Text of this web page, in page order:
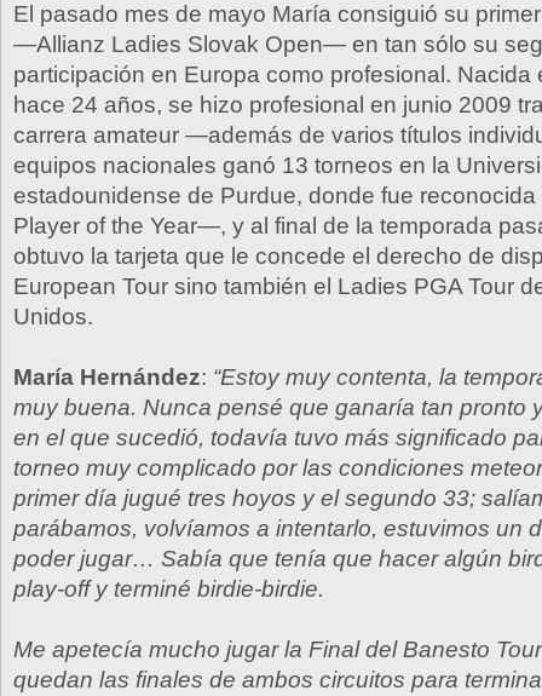
El pasado mes de mayo María consiguió su
—Allianz Ladies Slovak Open— en tan sólo su
participación en Europa como profesional. Nacida
hace 24 años, se hizo profesional en junio 2009
carrera amateur —además de varios títulos
equipos nacionales ganó 13 torneos en la
estadounidense de Purdue, donde fue reconocida
Player of the Year—, y al final de la temporada
obtuvo la tarjeta que le concede el derecho de
European Tour sino también el Ladies PGA Tour
Unidos.
María Hernández: “Estoy muy contenta, la
muy buena. Nunca pensé que ganaría tan pronto
en el que sucedió, todavía tuvo más significado
torneo muy complicado por las condiciones
primer día jugué tres hoyos y el segundo 33;
parábamos, volvíamos a intentarlo, estuvimos un
poder jugar… Sabía que tenía que hacer algún
play-off y terminé birdie-birdie.
Me apetecía mucho jugar la Final del Banesto
quedan las finales de ambos circuitos para